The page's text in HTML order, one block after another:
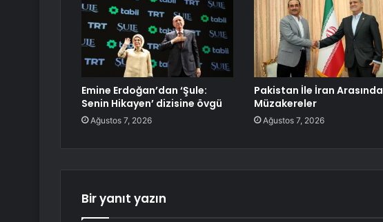
Emine Erdoğan’dan ‘Şule:
Senin Hikayen’ dizisine övgü
Ağustos 7, 2026
Pakistan İle İran Arasında
Müzakereler
Ağustos 7, 2026
Bir yanıt yazın